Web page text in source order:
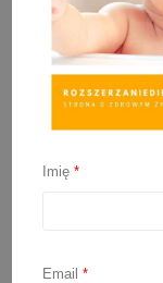
Zakwas
dzieci –
18 maja 2021
Imię*
Email*